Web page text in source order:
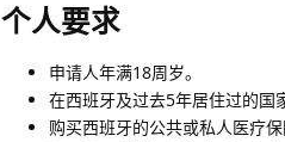
个人要求
申请人年满18周岁。
在西班牙及过去5年居住过的国
购买西班牙的公共或私人医疗保